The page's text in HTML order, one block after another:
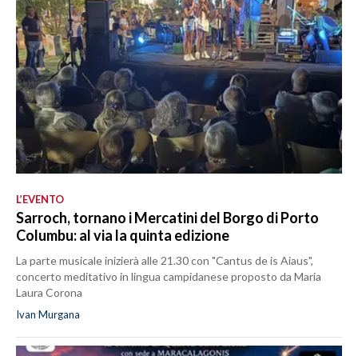
L’EVENTO
Sarroch, tornano i Mercatini del Borgo di Porto
Columbu: al via la quinta edizione
La parte musicale inizierà alle 21.30 con "Cantus de is Aiaus",
concerto meditativo in lingua campidanese proposto da Maria
Laura Corona
Ivan Murgana